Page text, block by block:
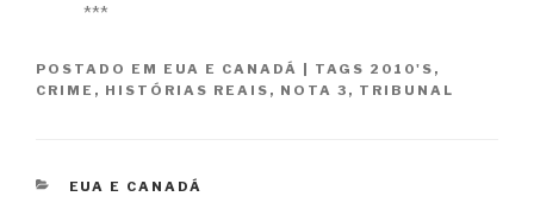
***
POSTADO EM EUA E CANADÁ | TAGS 2010'S ,
CRIME , HISTÓRIAS REAIS , NOTA 3 , TRIBUNAL
CATEGORIAS
EUA E CANADÁ